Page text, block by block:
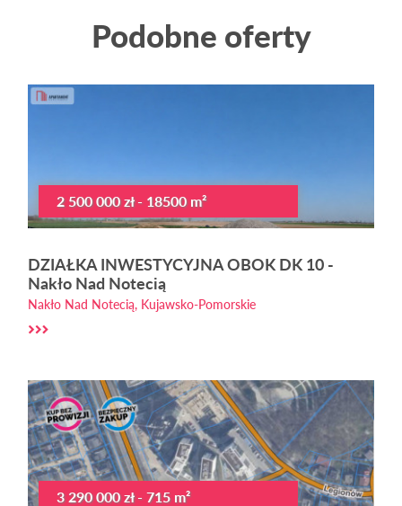
Podobne oferty
2 500 000 zł - 18500 m²
DZIAŁKA INWESTYCYJNA OBOK DK 10 -
Nakło Nad Notecią
Nakło Nad Notecią, Kujawsko-Pomorskie
3 290 000 zł - 715 m²